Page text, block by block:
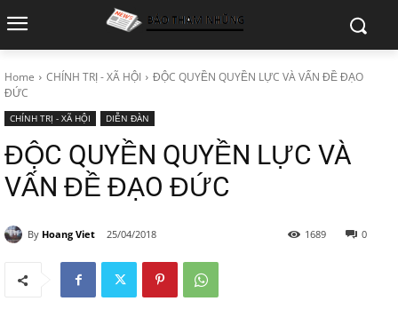
Home CHÍNH TRỊ - XÃ HỘI
ĐỘC QUYỀN QUYỀN LỰC VÀ VẤN ĐỀ ĐẠO
ĐỨC
CHÍNH TRỊ - XÃ HỘI DIỄN ĐÀN
ĐỘC QUYỀN QUYỀN LỰC VÀ
VẤN ĐỀ ĐẠO ĐỨC
By Hoang Viet 25/04/2018 0
1689